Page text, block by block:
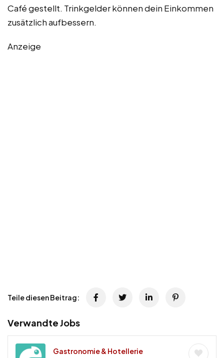
Café gestellt. Trinkgelder können dein Einkommen
zusätzlich aufbessern.
Anzeige
Teile diesen Beitrag:
Verwandte Jobs
Gastronomie & Hotellerie